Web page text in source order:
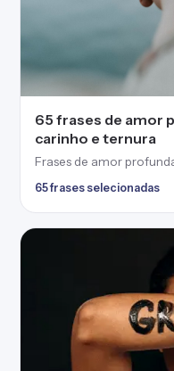
65 frases de amor
carinho e ternura
Frases de amor
65 frases selecionadas